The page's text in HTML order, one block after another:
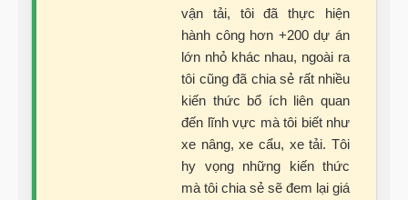
vận tải, tôi đã thực hiện
hành công hơn +200 dự án
lớn nhỏ khác nhau, ngoài ra
tôi cũng đã chia sẻ rất nhiều
kiến thức bổ ích liên quan
đến lĩnh vực mà tôi biết như
xe nâng, xe cẩu, xe tải. Tôi
hy vọng những kiến thức
mà tôi chia sẻ sẽ đem lại giá